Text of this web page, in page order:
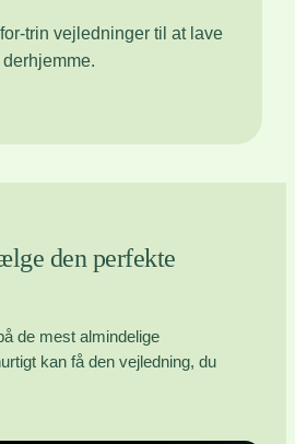
trin vejledninger til at lave
den perfekte
de mest almindelige
kan få den vejledning, du